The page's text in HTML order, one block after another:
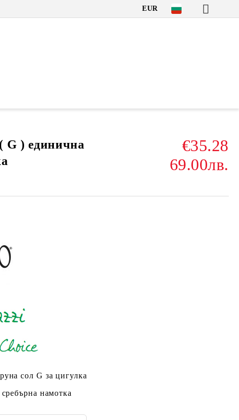
EUR
G ) единична
€35.28
69.00лв.
сол G за цигулка
намотка